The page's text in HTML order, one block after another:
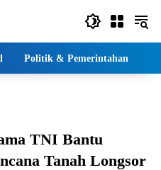
Politik & Pemerintahan
TNI Bantu
Tanah Longsor